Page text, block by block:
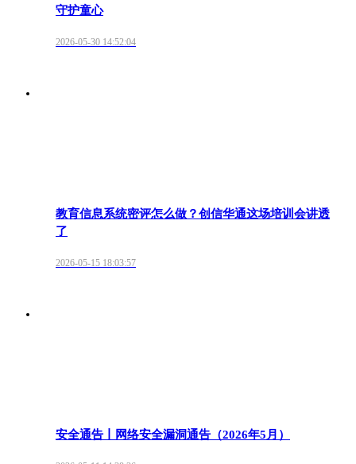
守护童心
2026-05-30 14:52:04
教育信息系统密评怎么做？创信华通这场培训会讲透
了
2026-05-15 18:03:57
安全通告丨网络安全漏洞通告（2026年5月）